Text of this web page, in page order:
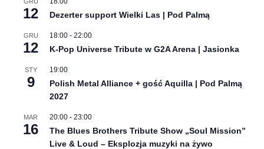
12 Dezerter support Wielki Las | Pod Palmą
GRU
12
18:00 - 22:00
K-Pop Universe Tribute w G2A Arena | Jasionka
STY
9
19:00
Polish Metal Alliance + gość Aquilla | Pod Palmą
2027
MAR
16
20:00 - 23:00
The Blues Brothers Tribute Show „Soul Mission”
Live & Loud – Eksplozja muzyki na żywo